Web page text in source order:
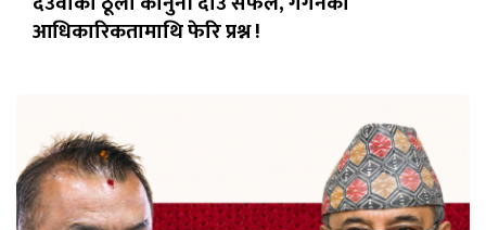
आधिकारिकतामाथि फेरि प्रश्न !